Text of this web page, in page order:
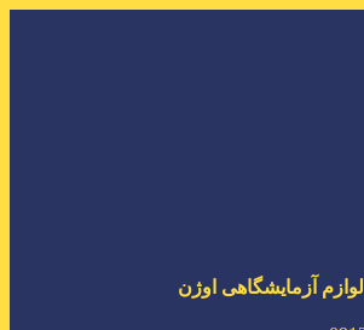
لوازم آزمایشگاهی اوژن